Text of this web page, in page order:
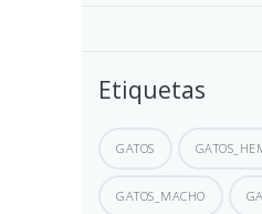
Etiquetas
GATOS
GATOS_MACHO